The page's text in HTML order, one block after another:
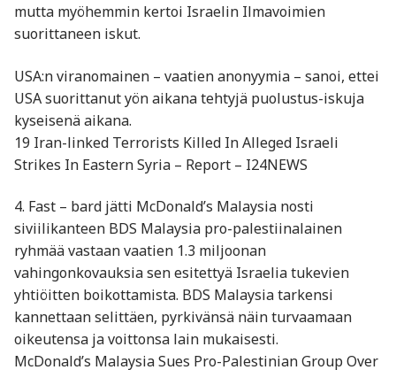
mutta myöhemmin kertoi Israelin Ilmavoimien
suorittaneen iskut.
USA:n viranomainen – vaatien anonyymia – sanoi, ettei
USA suorittanut yön aikana tehtyjä puolustus-iskuja
kyseisenä aikana.
19 Iran-linked Terrorists Killed In Alleged Israeli
Strikes In Eastern Syria – Report – I24NEWS
4. Fast – bard jätti McDonald’s Malaysia nosti
siviilikanteen BDS Malaysia pro-palestiinalainen
ryhmää vastaan vaatien 1.3 miljoonan
vahingonkovauksia sen esitettyä Israelia tukevien
yhtiöitten boikottamista. BDS Malaysia tarkensi
kannettaan selittäen, pyrkivänsä näin turvaamaan
oikeutensa ja voittonsa lain mukaisesti.
McDonald’s Malaysia Sues Pro-Palestinian Group Over